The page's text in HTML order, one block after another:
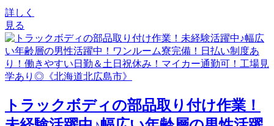
詳しく
見る
トラックボディの部品取り付け作業！